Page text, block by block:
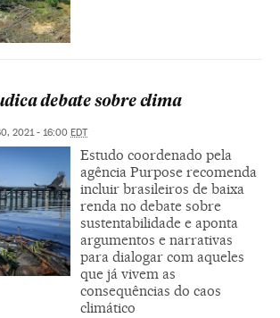
debate sobre clima
2021 - 16:00 EDT
Estudo coordenado pela
agência Purpose recomenda
incluir brasileiros de baixa
renda no debate sobre
sustentabilidade e aponta
argumentos e narrativas
para dialogar com aqueles
que já vivem as
consequências do caos
climático